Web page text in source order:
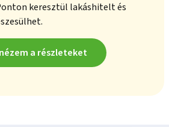
keresztül lakáshitelt és
a részleteket